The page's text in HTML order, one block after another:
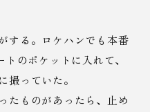
する。ロケハンでも本番
のポケットに入れて、
撮っていた。
たものがあったら、止め